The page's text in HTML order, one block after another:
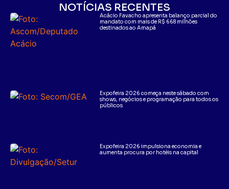
NOTÍCIAS RECENTES
Acácio Favacho apresenta balanço parcial do
mandato com mais de R$ 668 milhões
destinados ao Amapá
Expofeira 2026 começa neste sábado com
shows, negócios e programação para todos os
públicos
Expofeira 2026 impulsiona economia e
aumenta procura por hotéis na capital